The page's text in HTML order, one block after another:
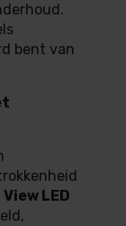
bent van
LED